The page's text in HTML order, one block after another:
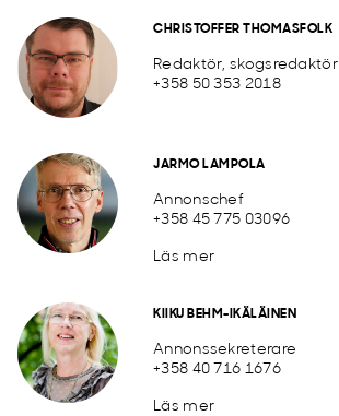
CHRISTOFFER THOMASFOLK
Redaktör, skogsredaktör
+358 50 353 2018
JARMO LAMPOLA
Annonschef
+358 45 775 03096
Läs mer
KIIKU BEHM-IKÄLÄINEN
Annonssekreterare
+358 40 716 1676
Läs mer